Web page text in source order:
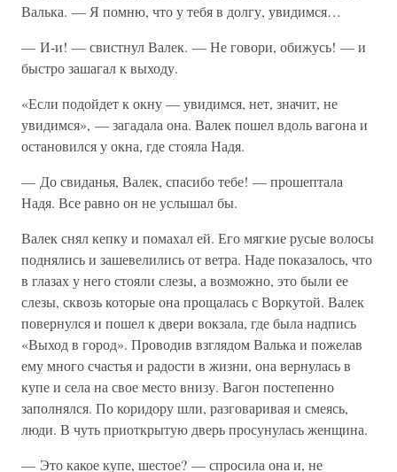
Валька. — Я помню, что у тебя в долгу, увидимся…
— И-и! — свистнул Валек. — Не говори, обижусь! — и
быстро зашагал к выходу.
«Если подойдет к окну — увидимся, нет, значит, не
увидимся», — загадала она. Валек пошел вдоль вагона и
остановился у окна, где стояла Надя.
— До свиданья, Валек, спасибо тебе! — прошептала
Надя. Все равно он не услышал бы.
Валек снял кепку и помахал ей. Его мягкие русые волосы
поднялись и зашевелились от ветра. Наде показалось, что
в глазах у него стояли слезы, а возможно, это были ее
слезы, сквозь которые она прощалась с Воркутой. Валек
повернулся и пошел к двери вокзала, где была надпись
«Выход в город». Проводив взглядом Валька и пожелав
ему много счастья и радости в жизни, она вернулась в
купе и села на свое место внизу. Вагон постепенно
заполнялся. По коридору шли, разговаривая и смеясь,
люди. В чуть приоткрытую дверь просунулась женщина.
— Это какое купе, шестое? — спросила она и, не